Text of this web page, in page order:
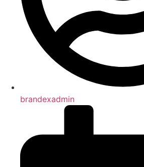
brandexadmin